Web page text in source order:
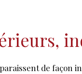
de façon